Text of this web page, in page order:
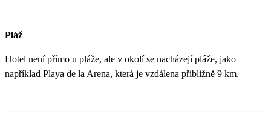
Pláž
Hotel není přímo u pláže, ale v okolí se nacházejí pláže, jako
například Playa de la Arena, která je vzdálena přibližně 9 km​.